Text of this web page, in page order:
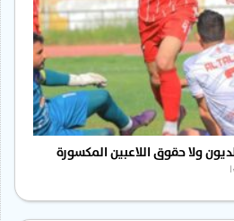
ولا حقوق اللاعبين المكسورة